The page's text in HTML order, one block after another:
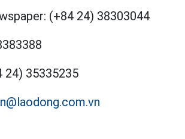
(+84 24) 38303044
24) 35335235